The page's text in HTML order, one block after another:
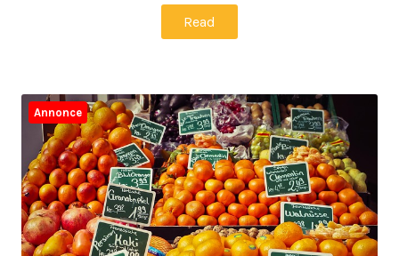
Read
Annonce